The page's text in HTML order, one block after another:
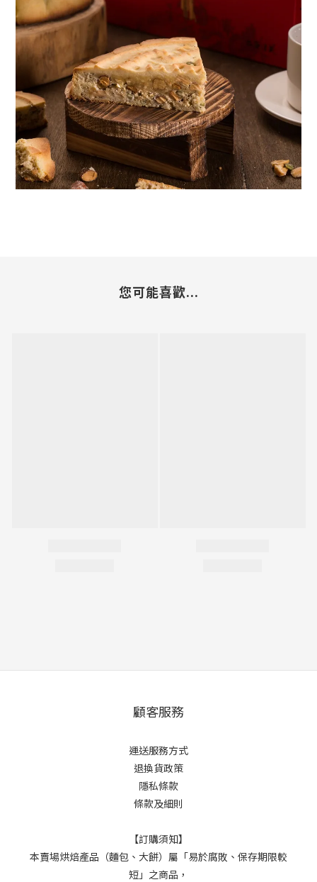
您可能喜歡...
顧客服務
運送服務方式
退換貨政策
隱私條款
條款及細則
【訂購須知】
本賣場烘焙產品（麵包、大餅）屬「易於腐敗、保存期限較
短」之商品，